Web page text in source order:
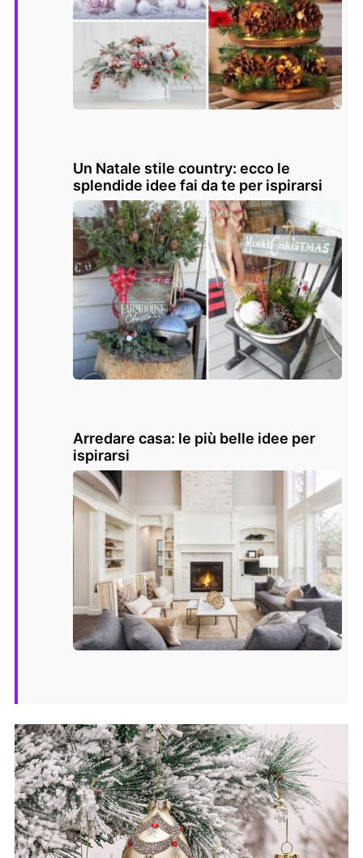
Un Natale stile country: ecco le
splendide idee fai da te per ispirarsi
Arredare casa: le più belle idee per
ispirarsi